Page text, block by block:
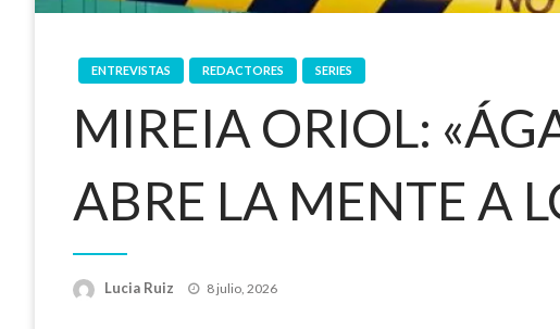
ENTREVISTAS REDACTORES SERIES
MIREIA ORIOL:
ABRE LA MENTE A
Lucia Ruiz
Publicado
8 julio, 2026